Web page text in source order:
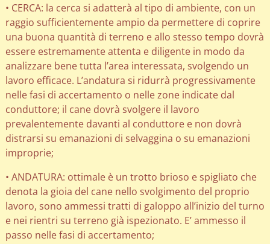
• CERCA: la cerca si adatterà al tipo di ambiente, con un
raggio sufficientemente ampio da permettere di coprire
una buona quantità di terreno e allo stesso tempo dovrà
essere estremamente attenta e diligente in modo da
analizzare bene tutta l’area interessata, svolgendo un
lavoro efficace. L’andatura si ridurrà progressivamente
nelle fasi di accertamento o nelle zone indicate dal
conduttore; il cane dovrà svolgere il lavoro
prevalentemente davanti al conduttore e non dovrà
distrarsi su emanazioni di selvaggina o su emanazioni
improprie;
• ANDATURA: ottimale è un trotto brioso e spigliato che
denota la gioia del cane nello svolgimento del proprio
lavoro, sono ammessi tratti di galoppo all’inizio del turno
e nei rientri su terreno già ispezionato. E’ ammesso il
passo nelle fasi di accertamento;